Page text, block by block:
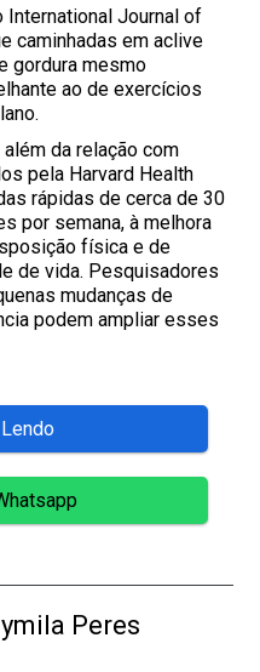
International Journal of
caminhadas em aclive
gordura mesmo
ao de exercícios
além da relação com
pela Harvard Health
rápidas de cerca de 30
por semana, à melhora
física e de
de vida. Pesquisadores
mudanças de
podem ampliar esses
Peres